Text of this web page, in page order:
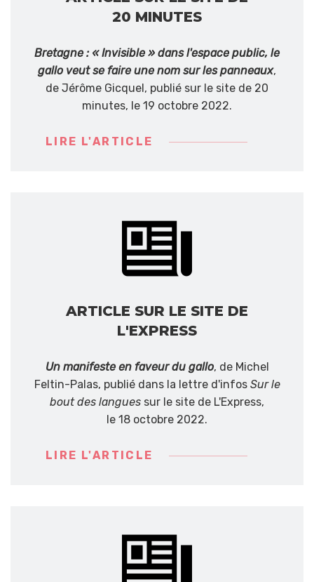
20 MINUTES
Bretagne : « Invisible » dans l'espace public, le
gallo veut se faire une nom sur les panneaux,
de Jérôme Gicquel, publié sur le site de 20
minutes, le 19 octobre 2022.
LIRE L'ARTICLE
ARTICLE SUR LE SITE DE
L'EXPRESS
Un manifeste en faveur du gallo, de Michel
Feltin-Palas, publié dans la lettre d'infos Sur le
bout des langues sur le site de L'Express,
le 18 octobre 2022.
LIRE L'ARTICLE